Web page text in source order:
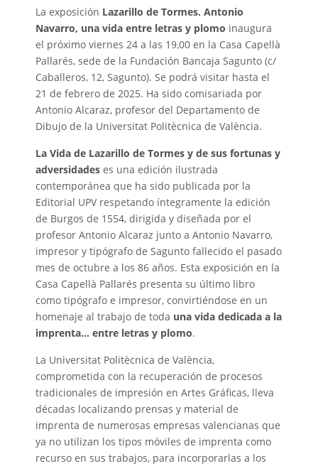
La exposición Lazarillo de Tormes. Antonio
Navarro, una vida entre letras y plomo inaugura
el próximo viernes 24 a las 19,00 en la Casa Capellà
Pallarés, sede de la Fundación Bancaja Sagunto (c/
Caballeros, 12, Sagunto). Se podrá visitar hasta el
21 de febrero de 2025. Ha sido comisariada por
Antonio Alcaraz, profesor del Departamento de
Dibujo de la Universitat Politècnica de València.
La Vida de Lazarillo de Tormes y de sus fortunas y
adversidades es una edición ilustrada
contemporánea que ha sido publicada por la
Editorial UPV respetando íntegramente la edición
de Burgos de 1554, dirigida y diseñada por el
profesor Antonio Alcaraz junto a Antonio Navarro,
impresor y tipógrafo de Sagunto fallecido el pasado
mes de octubre a los 86 años. Esta exposición en la
Casa Capellà Pallarés presenta su último libro
como tipógrafo e impresor, convirtiéndose en un
homenaje al trabajo de toda una vida dedicada a la
imprenta… entre letras y plomo.
La Universitat Politècnica de València,
comprometida con la recuperación de procesos
tradicionales de impresión en Artes Gráficas, lleva
décadas localizando prensas y material de
imprenta de numerosas empresas valencianas que
ya no utilizan los tipos móviles de imprenta como
recurso en sus trabajos, para incorporarlas a los